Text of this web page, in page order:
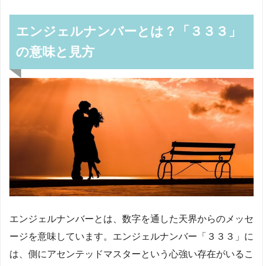
エンジェルナンバーとは？「３３３」
の意味と見方
エンジェルナンバーとは、数字を通した天界からのメッセ
ージを意味しています。エンジェルナンバー「３３３」に
は、側にアセンテッドマスターという心強い存在がいるこ